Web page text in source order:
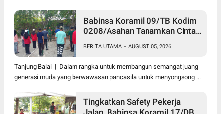
Babinsa Koramil 09/TB Kodim
0208/Asahan Tanamkan Cinta
Kepada Siswa-siswi MAN1
Kota Tanjung Balai
BERITA UTAMA - AUGUST 05, 2026
Tanjung Balai | Dalam rangka untuk membangun semangat juang
generasi muda yang berwawasan pancasila untuk menyongsong ...
Tingkatkan Safety Pekerja